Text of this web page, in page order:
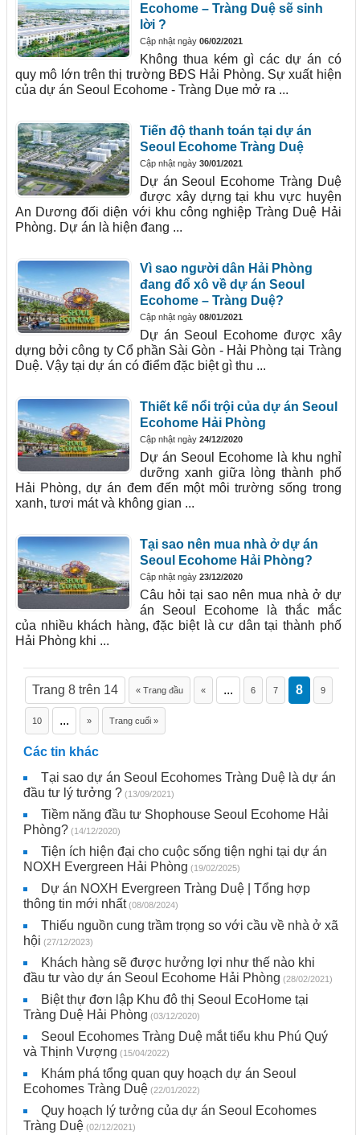
Ecohome – Tràng Duệ sẽ sinh
lời ?
Cập nhật ngày 06/02/2021
Không thua kém gì các dự án có
quy mô lớn trên thị trường BĐS Hải Phòng. Sự xuất hiện
của dự án Seoul Ecohome - Tràng Dụe mở ra ...
Tiến độ thanh toán tại dự án
Seoul Ecohome Tràng Duệ
Cập nhật ngày 30/01/2021
Dự án Seoul Ecohome Tràng Duệ
được xây dựng tại khu vực huyện
An Dương đối diện với khu công nghiệp Tràng Duệ Hải
Phòng. Dự án là hiện đang ...
Vì sao người dân Hải Phòng
đang đổ xô về dự án Seoul
Ecohome – Tràng Duệ?
Cập nhật ngày 08/01/2021
Dự án Seoul Ecohome được xây
dựng bởi công ty Cổ phần Sài Gòn - Hải Phòng tại Tràng
Duệ. Vậy tại dự án có điểm đặc biệt gì thu ...
Thiết kế nổi trội của dự án Seoul
Ecohome Hải Phòng
Cập nhật ngày 24/12/2020
Dự án Seoul Ecohome là khu nghỉ
dưỡng xanh giữa lòng thành phố
Hải Phòng, dự án đem đến một môi trường sống trong
xanh, tươi mát và không gian ...
Tại sao nên mua nhà ở dự án
Seoul Ecohome Hải Phòng?
Cập nhật ngày 23/12/2020
Câu hỏi tại sao nên mua nhà ở dự
án Seoul Ecohome là thắc mắc
của nhiều khách hàng, đặc biệt là cư dân tại thành phố
Hải Phòng khi ...
Trang 8 trên 14 « Trang đầu « ... 6 7 8 9
10 ... » Trang cuối »
Các tin khác
Tại sao dự án Seoul Ecohomes Tràng Duệ là dự án
đầu tư lý tưởng ? (13/09/2021)
Tiềm năng đầu tư Shophouse Seoul Ecohome Hải
Phòng? (14/12/2020)
Tiện ích hiện đại cho cuộc sống tiện nghi tại dự án
NOXH Evergreen Hải Phòng (19/02/2025)
Dự án NOXH Evergreen Tràng Duệ | Tổng hợp
thông tin mới nhất(08/08/2024)
Thiếu nguồn cung trầm trọng so với cầu về nhà ở xã
hội (27/12/2023)
Khách hàng sẽ được hưởng lợi như thế nào khi
đầu tư vào dự án Seoul Ecohome Hải Phòng (28/02/2021)
Biệt thự đơn lập Khu đô thị Seoul EcoHome tại
Tràng Duệ Hải Phòng (03/12/2020)
Seoul Ecohomes Tràng Duệ mắt tiểu khu Phú Quý
và Thịnh Vượng (15/04/2022)
Khám phá tổng quan quy hoạch dự án Seoul
Ecohomes Tràng Duệ (22/01/2022)
Quy hoạch lý tưởng của dự án Seoul Ecohomes
Tràng Duệ (02/12/2021)